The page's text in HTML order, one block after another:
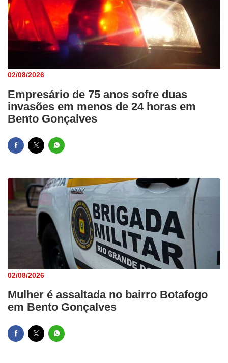
02/08/2026
Empresário de 75 anos sofre duas
invasões em menos de 24 horas em
Bento Gonçalves
02/08/2026
Mulher é assaltada no bairro Botafogo
em Bento Gonçalves